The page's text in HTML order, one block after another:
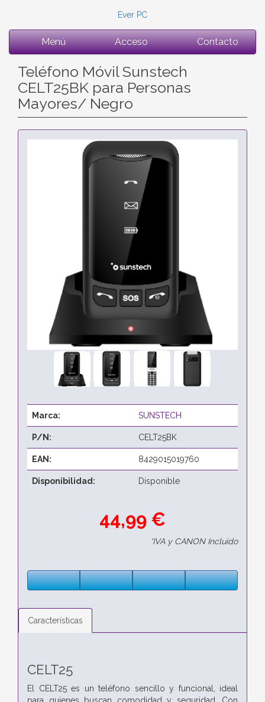
Ever PC
Menú Acceso Contacto
Teléfono Móvil Sunstech
CELT25BK para Personas
Mayores/ Negro
Marca: SUNSTECH
P/N: CELT25BK
EAN: 8429015019760
Disponibilidad: Disponible
44,99 €
*IVA y CANON Incluido
Características
CELT25
El CELT25 es un teléfono sencillo y funcional, ideal
para quienes buscan comodidad y seguridad. Con